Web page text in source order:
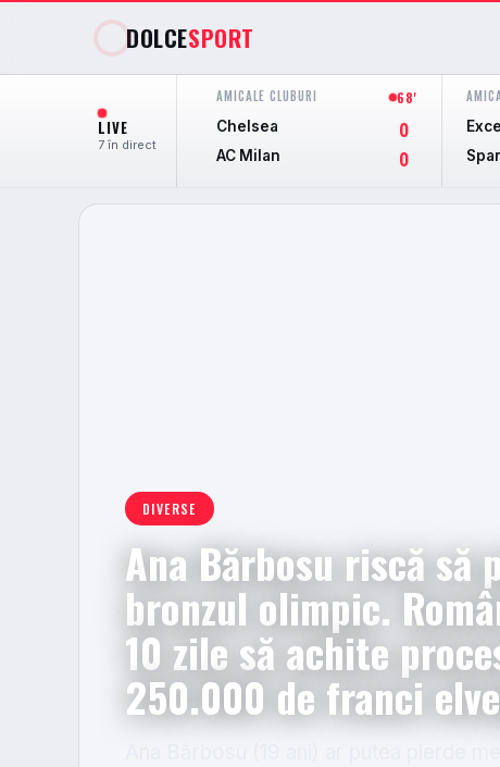
DOLCESPORT
LIVE
7 în direct
AMICALE CLUBURI 68'
Chelsea 0
AC Milan 0
DIVERSE
Ana Bărbosu riscă să
bronzul olimpic.
10 zile să achite
250.000 de franci